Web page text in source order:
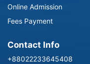
Online Admission
Fees Payment
Contact Info
+88022233645408